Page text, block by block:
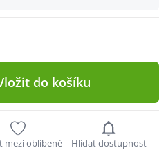
do košíku
mezi oblíbené Hlídat dostupnost